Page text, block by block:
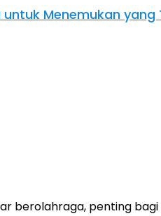
Menemukan
berolahraga, penting